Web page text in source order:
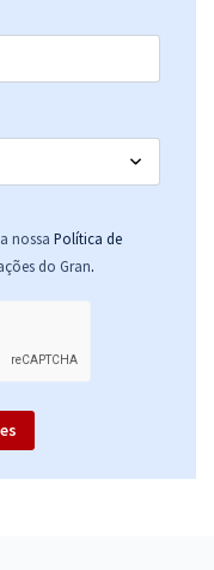
nossa Política de
do Gran.